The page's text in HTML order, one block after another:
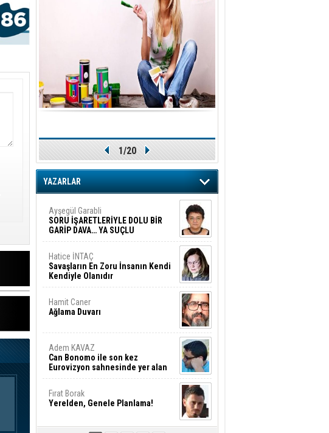
1/20
YAZARLAR
Ayşegül Garabli
SORU İŞARETLERİYLE DOLU BİR
GARİP DAVA… YA SUÇLU
DEĞİLSE???
Hatice İNTAÇ
Savaşların En Zoru İnsanın Kendi
Kendiyle Olanıdır
Hamit Caner
Ağlama Duvarı
Adem KAVAZ
Can Bonomo ile son kez
Eurovizyon sahnesinde yer alan
Türkiye 10 yıl aradan sonra
Fırat Borak
Yerelden, Genele Planlama!